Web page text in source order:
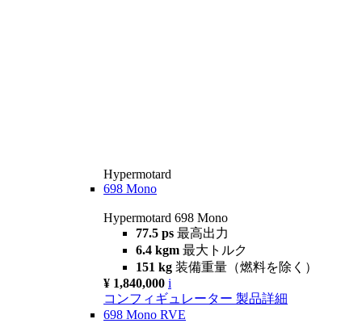
Hypermotard
698 Mono
Hypermotard 698 Mono
77.5 ps 最高出力
6.4 kgm 最大トルク
151 kg 装備重量（燃料を除く）
¥ 1,840,000 i
コンフィギュレーター 製品詳細
698 Mono RVE